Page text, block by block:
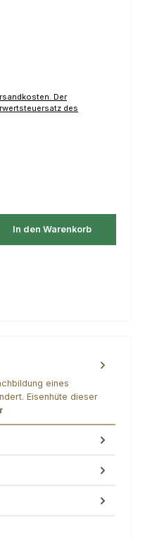
des
In den Warenkorb
eines
Eisenhüte dieser